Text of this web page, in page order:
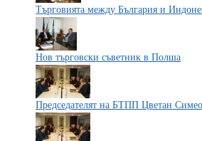
Търговията между България и
Нов търговски съветник в Полша
Председателят на БТПП Цветан